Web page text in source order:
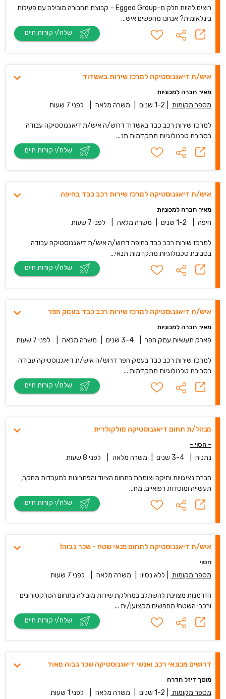
רוצים להיות חלק מ-Egged Group – קבוצת תחבורה מובילה עם פעילות
בינלאומית? אנחנו מחפשים איש...
איש/ת דיאגנוסטיקה למרכז שירות באשדוד
מאיר חברה למכוניות
מספר מקומות 1-2 שנים משרה מלאה לפני 7 שעות
למרכז שירות רכב כבד באשדוד דרוש/ה איש/ת דיאגנוסטיקה עבודה
בסביבת טכנולוגיות מתקדמות תנ...
איש/ת דיאגנוסטיקה למרכז שירות רכב כבד בחיפה
מאיר חברה למכוניות
חיפה 1-2 שנים משרה מלאה לפני 7 שעות
למרכז שירות רכב כבד בחיפה דרוש/ה איש/ת דיאגנוסטיקה עבודה
בסביבת טכנולוגיות מתקדמות תנאי...
איש/ת דיאגנוסטיקה למרכז שירות רכב כבד בעמק חפר
מאיר חברה למכוניות
פארק תעשיות עמק חפר 3-4 שנים משרה מלאה לפני 7 שעות
למרכז שירות רכב כבד בעמק חפר דרוש/ה איש/ת דיאגנוסטיקה עבודה
בסביבת טכנולוגיות מתקדמות ...
מנהל/ת תחום דיאגנוסטיקה מולקולרית
- חסוי -
נתניה 3-4 שנים משרה מלאה לפני 8 שעות
חברת נציגויות ותיקה וצומחת בתחום הציוד והפתרונות למעבדות מחקר,
תעשייה ומוסדות רפואיים, מח...
איש/ת דיאגנוסטיקה לתחום פנאי שטח - שכר גבוה!
חסוי
מספר מקומות ללא נסיון משרה מלאה לפני 7 שעות
הזדמנות מצוינת להשתלב במחלקת שירות מובילה בתחום הטרקטורונים
ורכבי השטח! מחפשים מקצוען/ית ...
דרושים מכונאי רכב ואנשי דיאגנוסטיקה שכר גבוה מאוד
מוסך דיזל חדרה
מספר מקומות 1-2 שנים משרה מלאה לפני 1 שעות